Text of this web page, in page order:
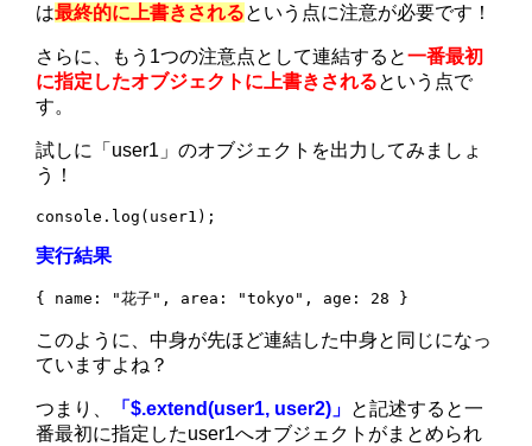
は最終的に上書きされるという点に注意が必要です！
さらに、もう1つの注意点として連結すると一番最初
に指定したオブジェクトに上書きされるという点で
す。
試しに「user1」のオブジェクトを出力してみましょ
う！
console.log(user1);
実行結果
{ name: "花子", area: "tokyo", age: 28 }
このように、中身が先ほど連結した中身と同じになっ
ていますよね？
つまり、 「$.extend(user1, user2)」 と記述すると一
番最初に指定したuser1へオブジェクトがまとめられ